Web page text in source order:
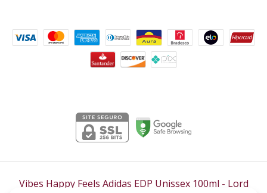
Vibes Happy Feels Adidas EDP Unissex 100ml - Lord